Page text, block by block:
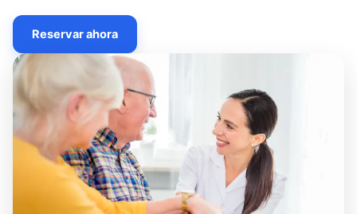
Reservar ahora